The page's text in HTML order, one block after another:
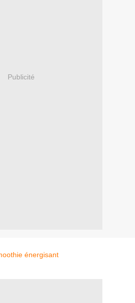
Publicité